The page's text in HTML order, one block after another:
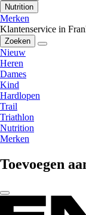
Nutrition
Merken
Klantenservice in
Zoeken
Nieuw
Heren
Dames
Kind
Hardlopen
Trail
Triathlon
Nutrition
Merken
Toevoegen